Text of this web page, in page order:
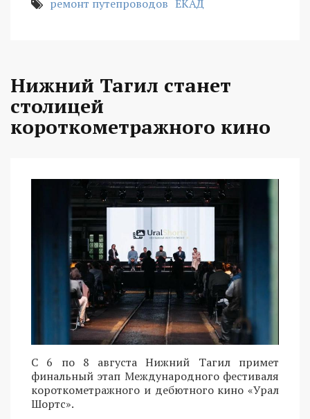
ремонт путепроводов ЕКАД
Нижний Тагил станет
столицей
короткометражного кино
С 6 по 8 августа Нижний Тагил примет
финальный этап Международного фестиваля
короткометражного и дебютного кино «Урал
Шортс».